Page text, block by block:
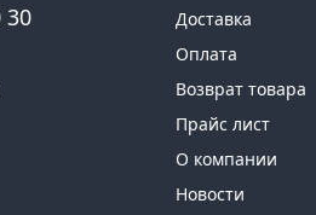
30
Доставка
Оплата
Возврат товара
Прайс лист
О компании
Новости